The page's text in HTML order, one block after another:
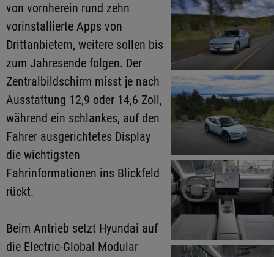
von vornherein rund zehn
vorinstallierte Apps von
Drittanbietern, weitere sollen bis
zum Jahresende folgen. Der
Zentralbildschirm misst je nach
Ausstattung 12,9 oder 14,6 Zoll,
während ein schlankes, auf den
Fahrer ausgerichtetes Display
die wichtigsten
Fahrinformationen ins Blickfeld
rückt.
Beim Antrieb setzt Hyundai auf
die Electric-Global Modular